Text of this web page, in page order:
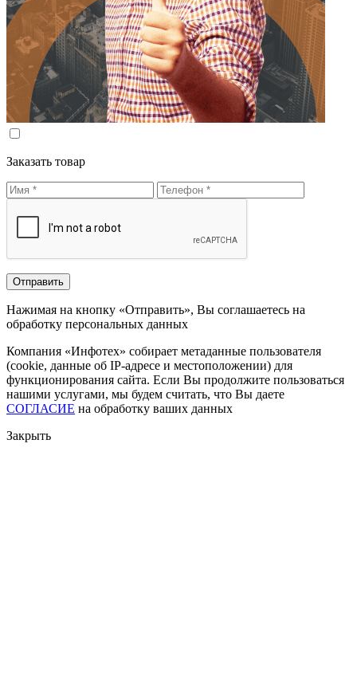
Заказать товар
Нажимая на кнопку «Отправить», Вы соглашаетесь на
обработку персональных данных
Компания «Инфотех» собирает метаданные пользователя
(cookie, данные об IP-адресе и местоположении) для
функционирования сайта. Если Вы продолжите пользоваться
нашими услугами, мы будем считать, что Вы даете
СОГЛАСИЕ на обработку ваших данных
Закрыть